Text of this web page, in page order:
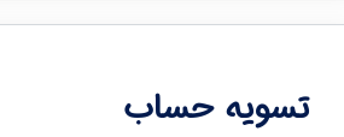
تسویه حساب